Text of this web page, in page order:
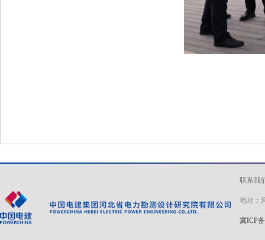
联系我
地址：
冀ICP